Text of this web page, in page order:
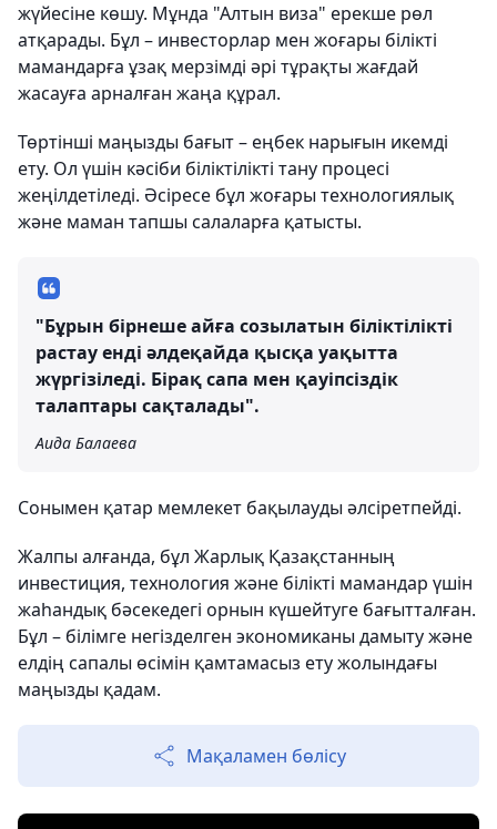
жүйесіне көшу. Мұнда "Алтын виза" ерекше рөл
атқарады. Бұл – инвесторлар мен жоғары білікті
мамандарға ұзақ мерзімді әрі тұрақты жағдай
жасауға арналған жаңа құрал.
Төртінші маңызды бағыт – еңбек нарығын икемді
ету. Ол үшін кәсіби біліктілікті тану процесі
жеңілдетіледі. Әсіресе бұл жоғары технологиялық
және маман тапшы салаларға қатысты.
"Бұрын бірнеше айға созылатын біліктілікті
растау енді әлдеқайда қысқа уақытта
жүргізіледі. Бірақ сапа мен қауіпсіздік
талаптары сақталады".
Аида Балаева
Сонымен қатар мемлекет бақылауды әлсіретпейді.
Жалпы алғанда, бұл Жарлық Қазақстанның
инвестиция, технология және білікті мамандар үшін
жаһандық бәсекедегі орнын күшейтуге бағытталған.
Бұл – білімге негізделген экономиканы дамыту және
елдің сапалы өсімін қамтамасыз ету жолындағы
маңызды қадам.
Мақаламен бөлісу